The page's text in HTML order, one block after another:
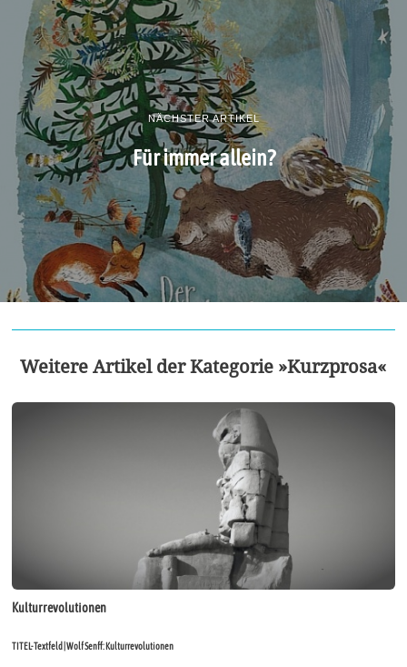
NÄCHSTER ARTIKEL
Für immer allein?
Weitere Artikel der Kategorie »Kurzprosa«
Kulturrevolutionen
TITEL-Textfeld | Wolf Senff: Kulturrevolutionen